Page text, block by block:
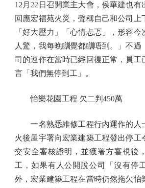
12月22日召開業主大會，侯華建也有
回應宏福苑火災，聲稱自己和公司上
「好大壓力」「心情忐忑」，形容
人驚，我每晚瞓覺都瞓唔到。」不過
司的運作在當時已經回復正常，員工
言「我們無停到工」。
怡樂花園工程 欠二判450萬
一名熟悉維修工程行內運作的人
火後屋宇署向宏業建築工程發出停工
交安全審核證明，並獲署方審視後
工，如果有人公開說公司「沒有停
外，宏業建築工程在當時仍然拖欠怡